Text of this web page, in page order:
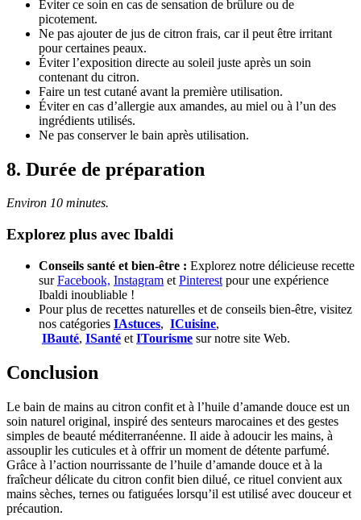
Éviter ce soin en cas de sensation de brûlure ou de
picotement.
Ne pas ajouter de jus de citron frais, car il peut être irritant
pour certaines peaux.
Éviter l’exposition directe au soleil juste après un soin
contenant du citron.
Faire un test cutané avant la première utilisation.
Éviter en cas d’allergie aux amandes, au miel ou à l’un des
ingrédients utilisés.
Ne pas conserver le bain après utilisation.
8. Durée de préparation
Environ 10 minutes.
Explorez plus avec Ibaldi
Conseils santé et bien-être : Explorez notre délicieuse recette
surFacebook, Instagram et Pinterest pour une expérience
Ibaldi inoubliable !
Pour plus de recettes naturelles et de conseils bien-être, visitez
nos catégories IAstuces, ICuisine,
IBauté, ISanté et ITourisme sur notre site Web.
Conclusion
Le bain de mains au citron confit et à l’huile d’amande douce est un
soin naturel original, inspiré des senteurs marocaines et des gestes
simples de beauté méditerranéenne. Il aide à adoucir les mains, à
assouplir les cuticules et à offrir un moment de détente parfumé.
Grâce à l’action nourrissante de l’huile d’amande douce et à la
fraîcheur délicate du citron confit bien dilué, ce rituel convient aux
mains sèches, ternes ou fatiguées lorsqu’il est utilisé avec douceur et
précaution.